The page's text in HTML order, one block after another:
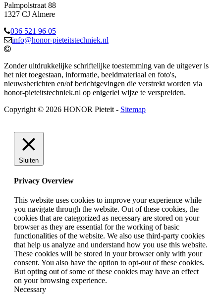
Palmpolstraat 88
1327 CJ Almere
036 521 96 05
info@honor-pieteitstechniek.nl
Zonder uitdrukkelijke schriftelijke toestemming van de uitgever is
het niet toegestaan, informatie, beeldmateriaal en foto's,
nieuwsberichten en/of berichtgevingen die verstrekt worden via
honor-pieteitstechniek.nl op enigerlei wijze te verspreiden.
Copyright © 2026 HONOR Pieteit - Sitemap
Sluiten
Privacy Overview
This website uses cookies to improve your experience while
you navigate through the website. Out of these cookies, the
cookies that are categorized as necessary are stored on your
browser as they are essential for the working of basic
functionalities of the website. We also use third-party cookies
that help us analyze and understand how you use this website.
These cookies will be stored in your browser only with your
consent. You also have the option to opt-out of these cookies.
But opting out of some of these cookies may have an effect
on your browsing experience.
Necessary